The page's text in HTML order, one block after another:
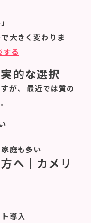
で大きく変わりま
する
的な選択
が、 最近では質の
庭も多い
へ｜カメリ
導入